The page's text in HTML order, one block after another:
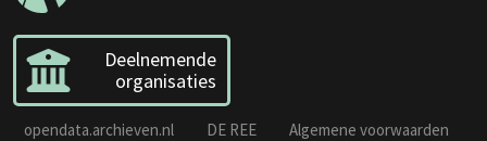
Deelnemende
organisaties
opendata.archieven.nl DE REE
Algemene voorwaarden